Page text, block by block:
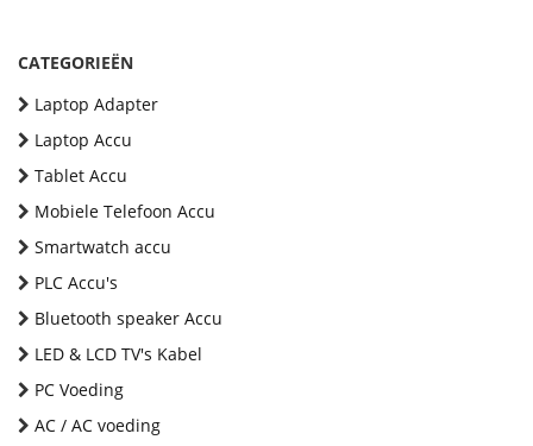
CATEGORIEËN
Laptop Adapter
Laptop Accu
Tablet Accu
Mobiele Telefoon Accu
Smartwatch accu
PLC Accu's
Bluetooth speaker Accu
LED & LCD TV's Kabel
PC Voeding
AC / AC voeding